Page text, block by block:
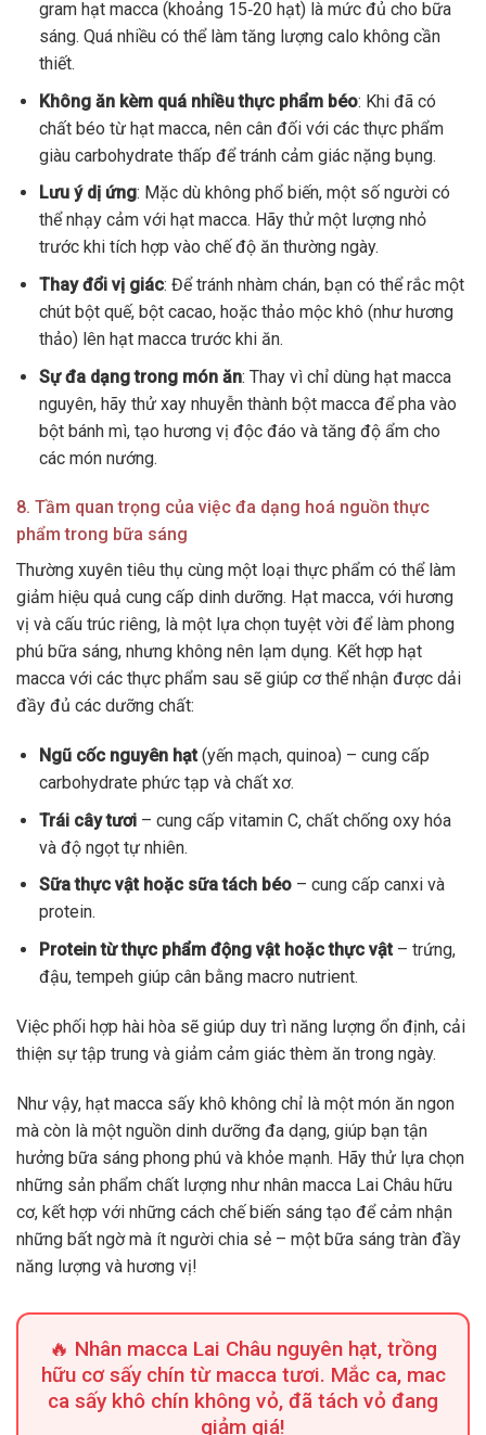
gram hạt macca (khoảng 15‑20 hạt) là mức đủ cho bữa
sáng. Quá nhiều có thể làm tăng lượng calo không cần
thiết.
Không ăn kèm quá nhiều thực phẩm béo: Khi đã có
chất béo từ hạt macca, nên cân đối với các thực phẩm
giàu carbohydrate thấp để tránh cảm giác nặng bụng.
Lưu ý dị ứng: Mặc dù không phổ biến, một số người có
thể nhạy cảm với hạt macca. Hãy thử một lượng nhỏ
trước khi tích hợp vào chế độ ăn thường ngày.
Thay đổi vị giác: Để tránh nhàm chán, bạn có thể rắc một
chút bột quế, bột cacao, hoặc thảo mộc khô (như hương
thảo) lên hạt macca trước khi ăn.
Sự đa dạng trong món ăn: Thay vì chỉ dùng hạt macca
nguyên, hãy thử xay nhuyễn thành bột macca để pha vào
bột bánh mì, tạo hương vị độc đáo và tăng độ ẩm cho
các món nướng.
8. Tầm quan trọng của việc đa dạng hoá nguồn thực
phẩm trong bữa sáng
Thường xuyên tiêu thụ cùng một loại thực phẩm có thể làm
giảm hiệu quả cung cấp dinh dưỡng. Hạt macca, với hương
vị và cấu trúc riêng, là một lựa chọn tuyệt vời để làm phong
phú bữa sáng, nhưng không nên lạm dụng. Kết hợp hạt
macca với các thực phẩm sau sẽ giúp cơ thể nhận được dải
đầy đủ các dưỡng chất:
Ngũ cốc nguyên hạt(yến mạch, quinoa) – cung cấp
carbohydrate phức tạp và chất xơ.
Trái cây tươi– cung cấp vitamin C, chất chống oxy hóa
và độ ngọt tự nhiên.
Sữa thực vật hoặc sữa tách béo– cung cấp canxi và
protein.
Protein từ thực phẩm động vật hoặc thực vật– trứng,
đậu, tempeh giúp cân bằng macro nutrient.
Việc phối hợp hài hòa sẽ giúp duy trì năng lượng ổn định, cải
thiện sự tập trung và giảm cảm giác thèm ăn trong ngày.
Như vậy, hạt macca sấy khô không chỉ là một món ăn ngon
mà còn là một nguồn dinh dưỡng đa dạng, giúp bạn tận
hưởng bữa sáng phong phú và khỏe mạnh. Hãy thử lựa chọn
những sản phẩm chất lượng như nhân macca Lai Châu hữu
cơ, kết hợp với những cách chế biến sáng tạo để cảm nhận
những bất ngờ mà ít người chia sẻ – một bữa sáng tràn đầy
năng lượng và hương vị!
🔥 Nhân macca Lai Châu nguyên hạt, trồng
hữu cơ sấy chín từ macca tươi. Mắc ca, mac
ca sấy khô chín không vỏ, đã tách vỏ đang
giảm giá!